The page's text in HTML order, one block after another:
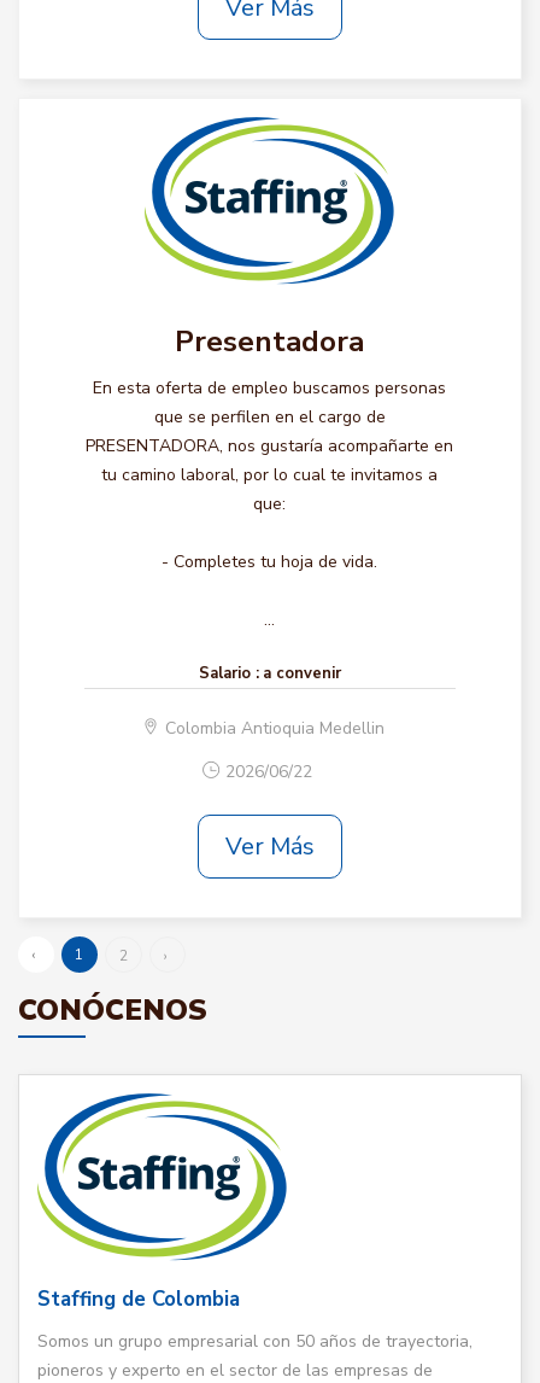
Ver Más
Presentadora
En esta oferta de empleo buscamos personas
que se perfilen en el cargo de
PRESENTADORA, nos gustaría acompañarte en
tu camino laboral, por lo cual te invitamos a
que:
- Completes tu hoja de vida.
...
Salario : a convenir
Colombia Antioquia Medellin
2026/06/22
Ver Más
‹ 1 2 ›
CONÓCENOS
Staffing de Colombia
Somos un grupo empresarial con 50 años de trayectoria,
pioneros y experto en el sector de las empresas de